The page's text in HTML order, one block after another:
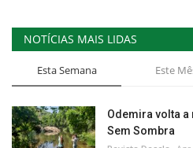
NOTÍCIAS MAIS LIDAS
Esta Semana Este
Odemira volta a
Sem Sombra